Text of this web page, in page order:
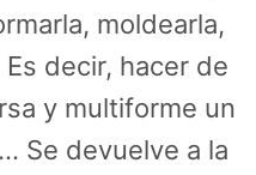
moldearla,
decir, hacer de
y multiforme un
Se devuelve a la